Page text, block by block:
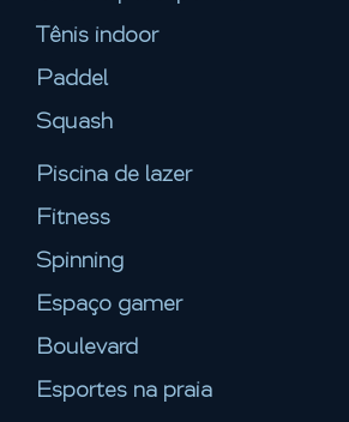
Tênis indoor
Paddel
Squash
Piscina de lazer
Fitness
Spinning
Espaço gamer
Boulevard
Esportes na praia